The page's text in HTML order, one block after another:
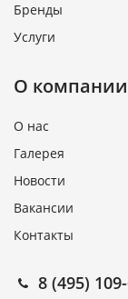
Бренды
Услуги
О компании
О нас
Галерея
Новости
Вакансии
Контакты
8 (495)